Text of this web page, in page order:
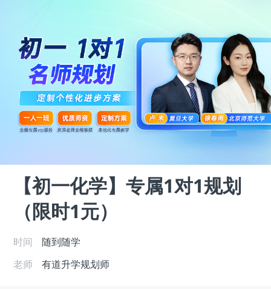
【初一化学】专属1对1规划
（限时1元）
时间
随到随学
老师
有道升学规划师